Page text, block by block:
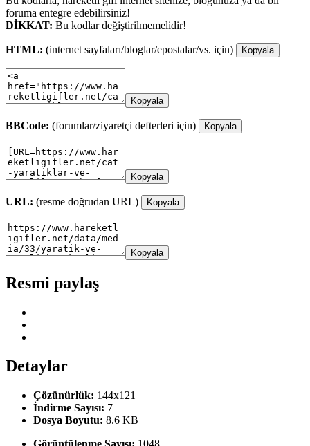
foruma entegre edebilirsiniz!
DİKKAT: Bu kodlar değiştirilmemelidir!
HTML: (internet sayfaları/bloglar/epostalar/vs. için) Kopyala
Kopyala
BBCode: (forumlar/ziyaretçi defterleri için) Kopyala
Kopyala
URL: (resme doğrudan URL) Kopyala
Kopyala
Resmi paylaş
Detaylar
Çözünürlük: 144x121
İndirme Sayısı: 7
Dosya Boyutu: 8.6 KB